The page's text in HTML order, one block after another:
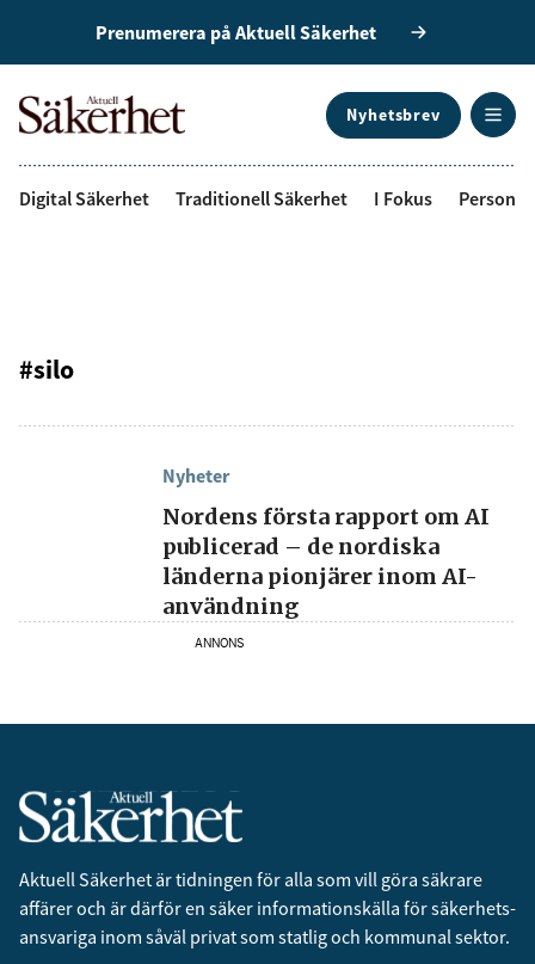
Prenumerera på Aktuell Säkerhet
Nyhetsbrev
Digital Säkerhet Traditionell Säkerhet I Fokus
#silo
Nyheter
Nordens första rapport om AI
publicerad – de nordiska
länderna pionjärer inom AI-
användning
ANNONS
Aktuell Säkerhet är tidningen för alla som vill göra säkrare
affärer och är därför en säker informationskälla för säkerhets­
ansvariga inom såväl privat som statlig och kommunal sektor.